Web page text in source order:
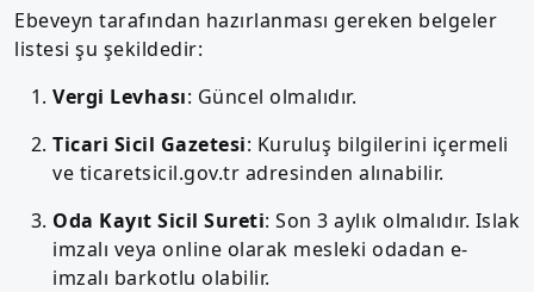
Ebeveyn tarafından hazırlanması gereken belgeler
listesi şu şekildedir:
Vergi Levhası: Güncel olmalıdır.
Ticari Sicil Gazetesi: Kuruluş bilgilerini içermeli
ve ticaretsicil.gov.tr adresinden alınabilir.
Oda Kayıt Sicil Sureti: Son 3 aylık olmalıdır. Islak
imzalı veya online olarak mesleki odadan e-
imzalı barkotlu olabilir.